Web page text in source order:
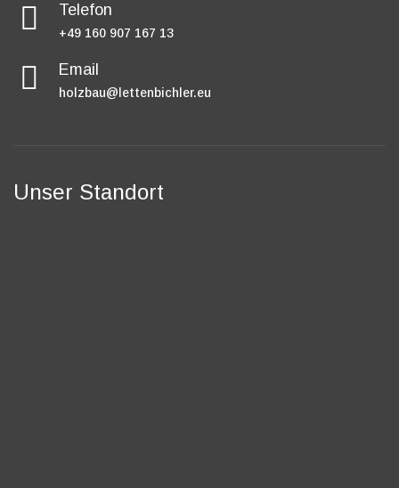
Telefon
‭+49 160 907 167 13‬
Email
holzbau@lettenbichler.eu
Unser Standort